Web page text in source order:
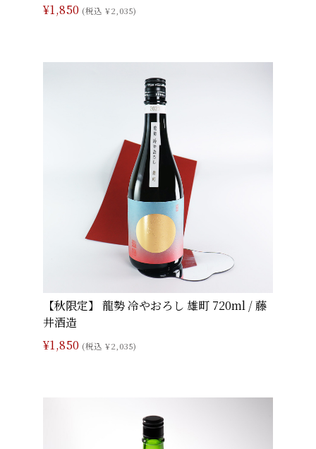
¥1,850 (税込 ¥2,035)
【秋限定】 龍勢 冷やおろし 雄町 720ml / 藤
井酒造
¥1,850 (税込 ¥2,035)